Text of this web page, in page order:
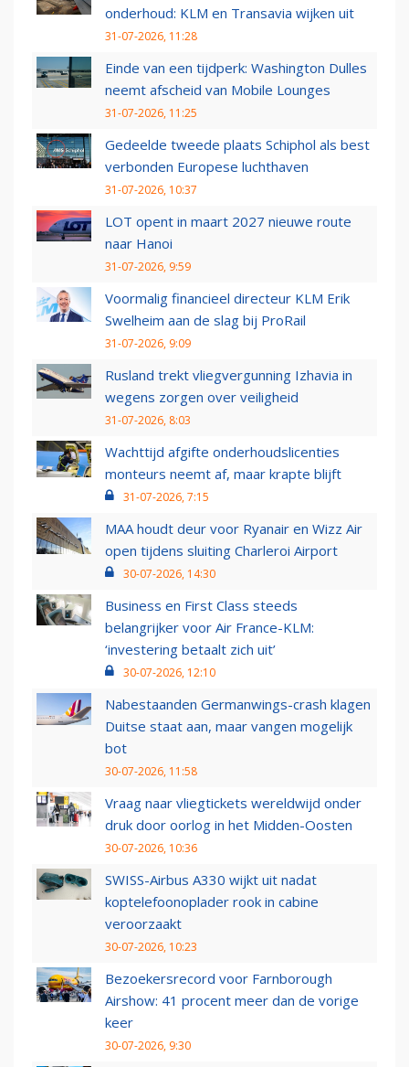
onderhoud: KLM en Transavia wijken uit
31-07-2026, 11:28
Einde van een tijdperk: Washington Dulles
neemt afscheid van Mobile Lounges
31-07-2026, 11:25
Gedeelde tweede plaats Schiphol als best
verbonden Europese luchthaven
31-07-2026, 10:37
LOT opent in maart 2027 nieuwe route
naar Hanoi
31-07-2026, 9:59
Voormalig financieel directeur KLM Erik
Swelheim aan de slag bij ProRail
31-07-2026, 9:09
Rusland trekt vliegvergunning Izhavia in
wegens zorgen over veiligheid
31-07-2026, 8:03
Wachttijd afgifte onderhoudslicenties
monteurs neemt af, maar krapte blijft
31-07-2026, 7:15
MAA houdt deur voor Ryanair en Wizz Air
open tijdens sluiting Charleroi Airport
30-07-2026, 14:30
Business en First Class steeds
belangrijker voor Air France-KLM:
‘investering betaalt zich uit’
30-07-2026, 12:10
Nabestaanden Germanwings-crash klagen
Duitse staat aan, maar vangen mogelijk
bot
30-07-2026, 11:58
Vraag naar vliegtickets wereldwijd onder
druk door oorlog in het Midden-Oosten
30-07-2026, 10:36
SWISS-Airbus A330 wijkt uit nadat
koptelefoonoplader rook in cabine
veroorzaakt
30-07-2026, 10:23
Bezoekersrecord voor Farnborough
Airshow: 41 procent meer dan de vorige
keer
30-07-2026, 9:30